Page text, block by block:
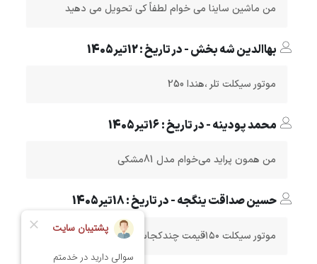
من ماشین ساینا می خوام لطفاً کی تحویل می دهید
بهاالدین شه بخش - در تاریخ : 12تیر1405
موتور سیکلت تلر ،هندا 250
محمد پودینه - در تاریخ : 16تیر1405
من همون پراید می‌خوام مدل 81مشکی
حسین صداقت ینگجه - در تاریخ : 18تیر1405
موتور سیکلت ۱۵۰قیمت چندکجاست‌‌‌